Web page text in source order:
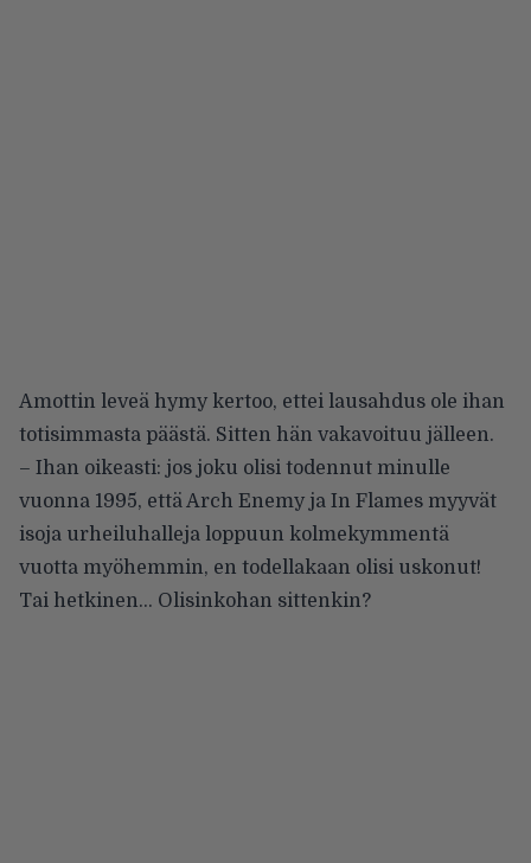
Amottin leveä hymy kertoo, ettei lausahdus ole ihan
totisimmasta päästä. Sitten hän vakavoituu jälleen.
– Ihan oikeasti: jos joku olisi todennut minulle
vuonna 1995, että Arch Enemy ja In Flames myyvät
isoja urheiluhalleja loppuun kolmekymmentä
vuotta myöhemmin, en todellakaan olisi uskonut!
Tai hetkinen… Olisinkohan sittenkin?